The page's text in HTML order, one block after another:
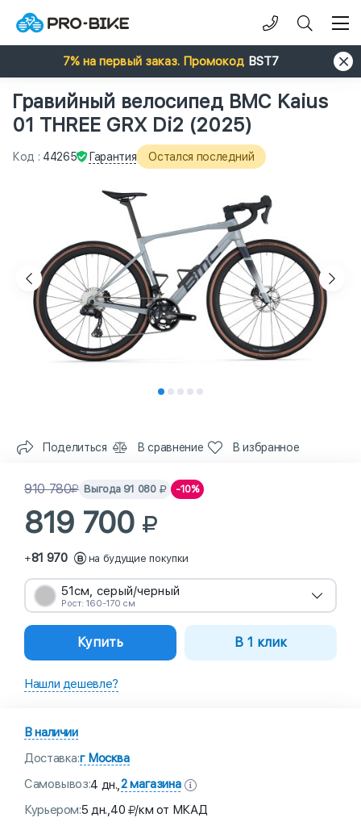
7% на первый заказ. Промокод BST7
Гравийный велосипед BMC Kaius
01 THREE GRX Di2 (2025)
Код : 44265 Гарантия Остался последний
Поделиться В сравнение В избранное
910 780 Выгода 91 080 -10%
819 700
+81 970 на будущие покупки
51см, серый/черный
Рост: 160-170 см
Купить В 1 клик
Нашли дешевле?
В наличии
Доставка:г Москва
Самовывоз:4 дн., 2 магазина
Курьером:5 дн.,40 /км от МКАД